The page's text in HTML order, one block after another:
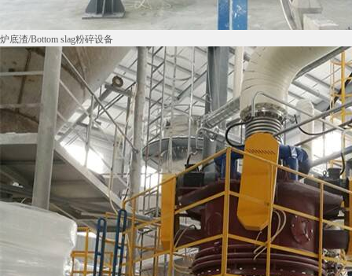
炉底渣/Bottom slag粉碎设备